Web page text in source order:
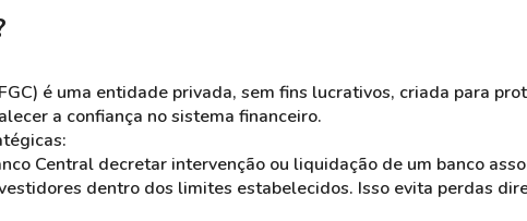
é uma entidade privada, sem fins lucrativos, criada para
a confiança no sistema financeiro.
Central decretar intervenção ou liquidação de um banco
dentro dos limites estabelecidos. Isso evita perdas